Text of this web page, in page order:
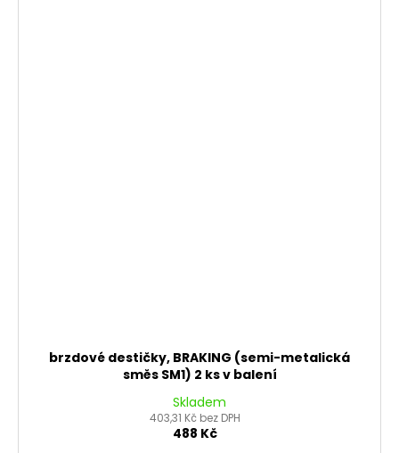
brzdové destičky, BRAKING (semi-metalická
směs SM1) 2 ks v balení
Skladem
403,31 Kč bez DPH
488 Kč